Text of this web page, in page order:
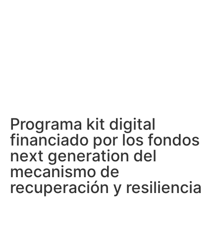
Programa kit digital
financiado por los fondos
next generation del
mecanismo de
recuperación y resiliencia